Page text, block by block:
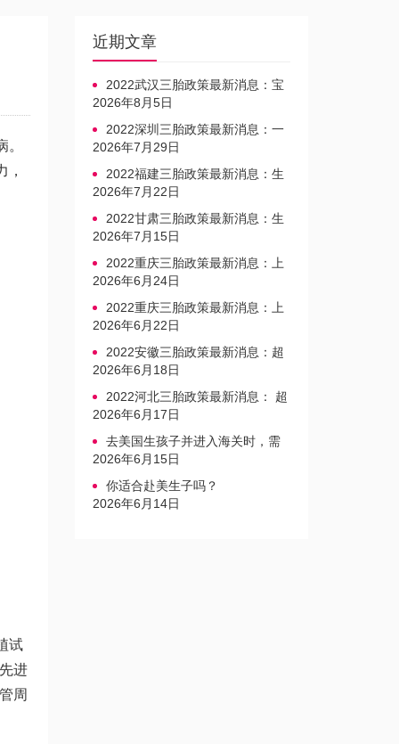
，
试
进
周
近期文章
2022武汉三胎政策最新消息：宝
宝上户口不再罚款
2026年8月5日
2022深圳三胎政策最新消息：一
文读懂上户口是否罚款
2026年7月29日
2022福建三胎政策最新消息：生
育奖励发放迎新标准
2026年7月22日
2022甘肃三胎政策最新消息：生
育产假不享受带薪福利
2026年7月15日
2022重庆三胎政策最新消息：上
户口、办准生证指南
2026年6月24日
2022重庆三胎政策最新消息：上
户口、办准生证指南
2026年6月22日
2022安徽三胎政策最新消息：超
生家庭罚款标准更新
2026年6月18日
2022河北三胎政策最新消息： 超
生三孩不再缴纳社会抚养费
2026年6月17日
去美国生孩子并进入海关时，需
要注意的事项是什么？
2026年6月15日
你适合赴美生子吗？
2026年6月14日